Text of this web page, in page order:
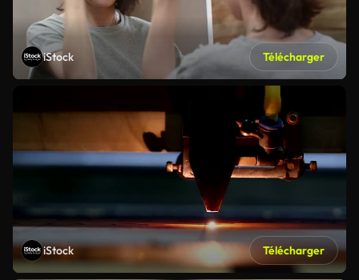
iStock Télécharger
iStock Télécharger